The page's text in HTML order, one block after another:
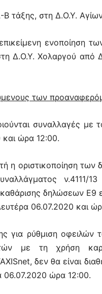
τάξης, στη Δ.Ο.Υ.
ενοποίηση
Δ.Ο.Υ. Χολαργού από
των
συναλλαγές
ώρα 12:00.
η οριστικοποίηση
δηλώσεων Ε9
06.07.2020 και
για ρύθμιση
με τη χρήση
δεν θα είναι
06.07.2020 ώρα 12:00.